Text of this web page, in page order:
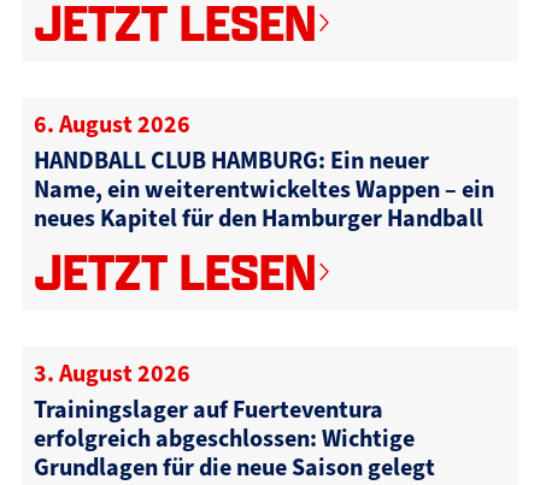
JETZT LESEN
6. August 2026
HANDBALL CLUB HAMBURG: Ein neuer
Name, ein weiterentwickeltes Wappen – ein
neues Kapitel für den Hamburger Handball
JETZT LESEN
3. August 2026
Trainingslager auf Fuerteventura
erfolgreich abgeschlossen: Wichtige
Grundlagen für die neue Saison gelegt